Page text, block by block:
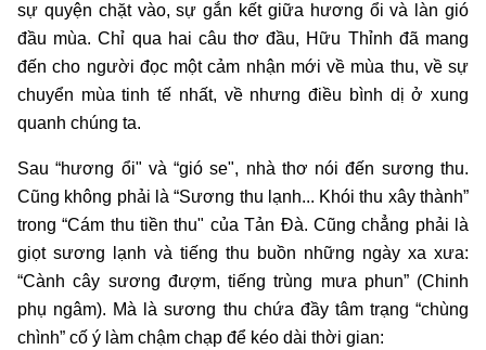
sự quyện chặt vào, sự gắn kết giữa hương ổi và làn gió
đầu mùa. Chỉ qua hai câu thơ đầu, Hữu Thỉnh đã mang
đến cho người đọc một cảm nhận mới về mùa thu, về sự
chuyển mùa tinh tế nhất, về nhưng điều bình dị ở xung
quanh chúng ta.
Sau “hương ổi" và “gió se", nhà thơ nói đến sương thu.
Cũng không phải là “Sương thu lạnh... Khói thu xây thành”
trong “Cám thu tiền thu" của Tản Đà. Cũng chẳng phải là
giọt sương lạnh và tiếng thu buồn những ngày xa xưa:
“Cành cây sương đượm, tiếng trùng mưa phun” (Chinh
phụ ngâm). Mà là sương thu chứa đầy tâm trạng “chùng
chình” cố ý làm chậm chạp để kéo dài thời gian: